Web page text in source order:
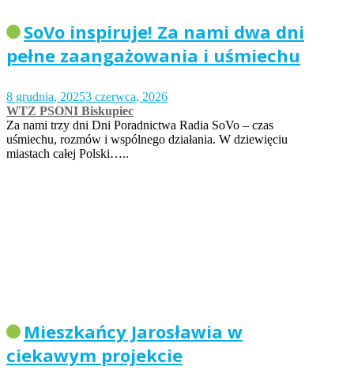
SoVo inspiruje! Za nami dwa dni
pełne zaangażowania i uśmiechu
8 grudnia, 20253 czerwca, 2026
WTZ PSONI Biskupiec
Za nami trzy dni Dni Poradnictwa Radia SoVo – czas
uśmiechu, rozmów i wspólnego działania. W dziewięciu
miastach całej Polski…..
Mieszkańcy Jarosławia w
ciekawym projekcie